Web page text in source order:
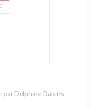
par Delphine Dalens-